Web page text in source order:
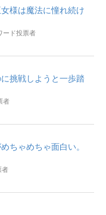
様は魔法に憧れ続け
ード投票者
挑戦しようと一歩踏
者
ちゃめちゃ面白い。
者